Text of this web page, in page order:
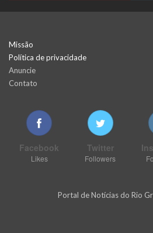
Missão
Política de privacidade
Anuncie
Contato
Facebook
Likes
Twitter
Followers
Portal de Notícias do Rio